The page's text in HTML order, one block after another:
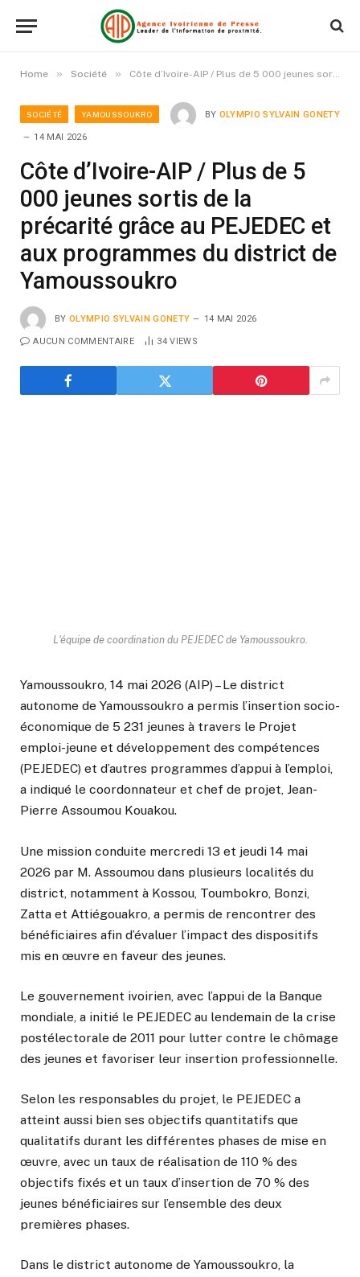
Home » Société » Côte d’Ivoire-AIP / Plus de 5 000 jeunes sortis de la précarité grâce au PEJEDEC et aux programmes du district de Yamoussoukro
SOCIÉTÉ YAMOUSSOUKRO BY OLYMPIO SYLVAIN GONETY
14 MAI 2026
Côte d’Ivoire-AIP / Plus de 5
000 jeunes sortis de la
précarité grâce au PEJEDEC et
aux programmes du district de
Yamoussoukro
BY OLYMPIO SYLVAIN GONETY 14 MAI 2026
AUCUN COMMENTAIRE 34VIEWS
L'équipe de coordination du PEJEDEC de Yamoussoukro.
Yamoussoukro, 14 mai 2026 (AIP) – Le district
autonome de Yamoussoukro a permis l’insertion socio-
économique de 5 231 jeunes à travers le Projet
emploi-jeune et développement des compétences
(PEJEDEC) et d’autres programmes d’appui à l’emploi,
a indiqué le coordonnateur et chef de projet, Jean-
Pierre Assoumou Kouakou.
Une mission conduite mercredi 13 et jeudi 14 mai
2026 par M. Assoumou dans plusieurs localités du
district, notamment à Kossou, Toumbokro, Bonzi,
Zatta et Attiégouakro, a permis de rencontrer des
bénéficiaires afin d’évaluer l’impact des dispositifs
mis en œuvre en faveur des jeunes.
Le gouvernement ivoirien, avec l’appui de la Banque
mondiale, a initié le PEJEDEC au lendemain de la crise
postélectorale de 2011 pour lutter contre le chômage
des jeunes et favoriser leur insertion professionnelle.
Selon les responsables du projet, le PEJEDEC a
atteint aussi bien ses objectifs quantitatifs que
qualitatifs durant les différentes phases de mise en
œuvre, avec un taux de réalisation de 110 % des
objectifs fixés et un taux d’insertion de 70 % des
jeunes bénéficiaires sur l’ensemble des deux
premières phases.
Dans le district autonome de Yamoussoukro, la